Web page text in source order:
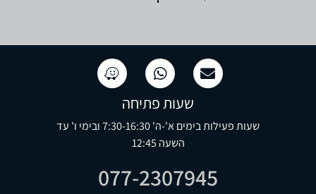
שעות פתיחה
שעות פעילות בימים א'-ה' 7:30-16:30 ובימי ו' עד
השעה 12:45
077-2307945